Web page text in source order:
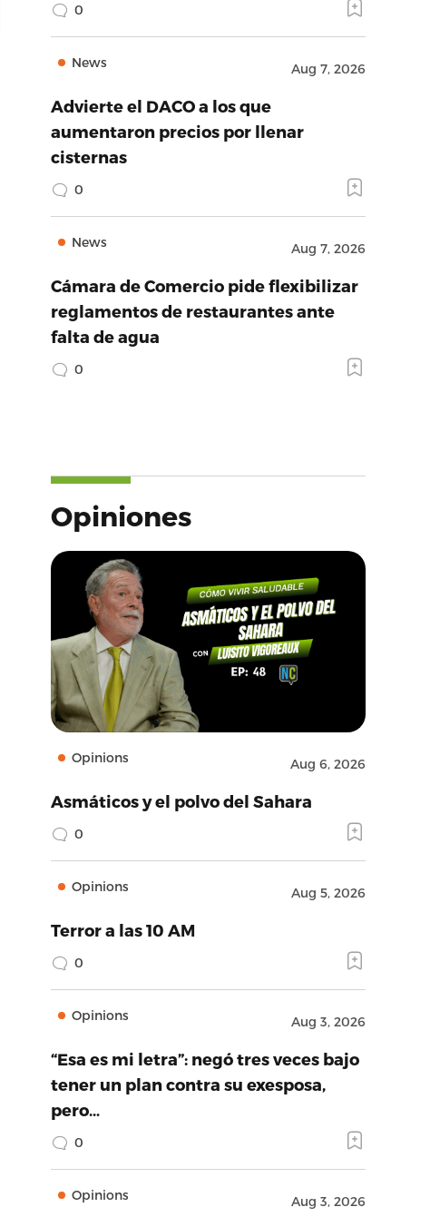
0
News Aug 7, 2026
Advierte el DACO a los que
aumentaron precios por llenar
cisternas
0
News Aug 7, 2026
Cámara de Comercio pide flexibilizar
reglamentos de restaurantes ante
falta de agua
0
Opiniones
Opinions Aug 6, 2026
Asmáticos y el polvo del Sahara
0
Opinions Aug 5, 2026
Terror a las 10 AM
0
Opinions Aug 3, 2026
“Esa es mi letra”: negó tres veces bajo
tener un plan contra su exesposa,
pero…
0
Opinions Aug 3, 2026